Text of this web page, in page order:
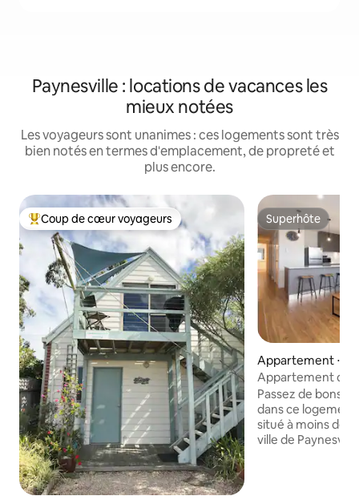
Paynesville : locations de vacances les
mieux notées
Les voyageurs sont unanimes : ces logements sont très
bien notés en termes d'emplacement, de propreté et
plus encore.
Coups de cœur voyageurs les plus appréciés
Coup de cœur voyageurs Superhôte
Superhôte
Appartement ⋅
Appartement de
avec vue sur le
Paynesville
Passez de bons
dans ce
situé à moins de
ville de